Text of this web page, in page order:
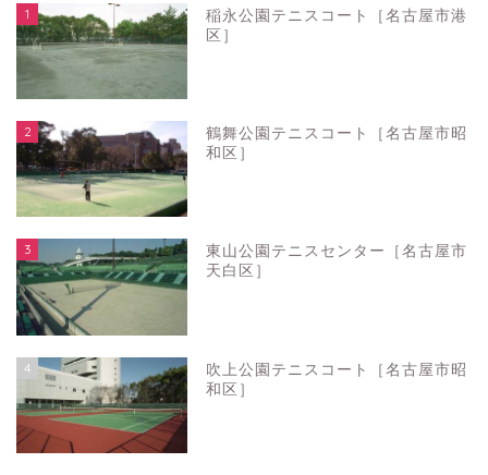
1
稲永公園テニスコート［名古屋市港
区］
2
鶴舞公園テニスコート［名古屋市昭
和区］
3
東山公園テニスセンター［名古屋市
天白区］
4
吹上公園テニスコート［名古屋市昭
和区］